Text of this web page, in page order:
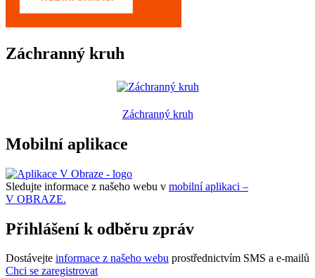
Záchranný kruh
Záchranný kruh
Mobilní aplikace
Sledujte informace z našeho webu v mobilní aplikaci –
V OBRAZE.
Přihlášení k odběru zpráv
Dostávejte informace z našeho webu prostřednictvím SMS a e-mailů
Chci se zaregistrovat